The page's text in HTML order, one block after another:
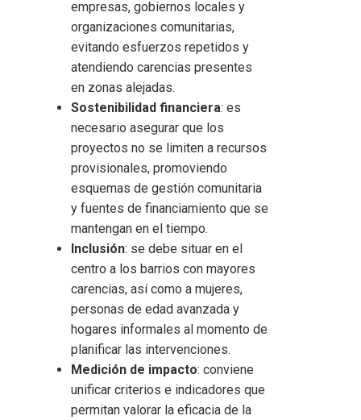
empresas, gobiernos locales y
organizaciones comunitarias,
evitando esfuerzos repetidos y
atendiendo carencias presentes
en zonas alejadas.
Sostenibilidad financiera: es
necesario asegurar que los
proyectos no se limiten a recursos
provisionales, promoviendo
esquemas de gestión comunitaria
y fuentes de financiamiento que se
mantengan en el tiempo.
Inclusión: se debe situar en el
centro a los barrios con mayores
carencias, así como a mujeres,
personas de edad avanzada y
hogares informales al momento de
planificar las intervenciones.
Medición de impacto: conviene
unificar criterios e indicadores que
permitan valorar la eficacia de la